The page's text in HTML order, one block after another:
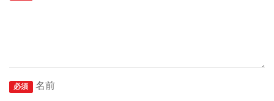
必須 名前